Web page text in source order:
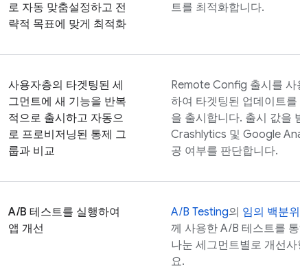
로 자동 맞춤설정하고 전
략적 목표에 맞게 최적화
트를 최적화합니다.
사용자층의 타겟팅된 세
그먼트에 새 기능을 반복
적으로 출시하고 자동으
로 프로비저닝된 통제 그
룹과 비교
Remote Config 출시를
하여 타겟팅된 업데이트
을 출시합니다. 출시 값을
Crashlytics 및 Google
공 여부를 판단합니다.
A/B 테스트를 실행하여
앱 개선
A/B Testing의 임의 백분
께 사용한 A/B 테스트를
나눈 세그먼트별로 개선
요.